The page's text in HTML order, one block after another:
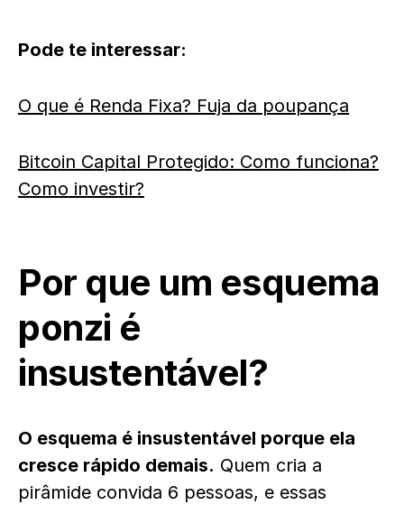
Pode te interessar:
O que é Renda Fixa? Fuja da poupança
Bitcoin Capital Protegido: Como funciona?
Como investir?
Por que um esquema
ponzi é
insustentável?
O esquema é insustentável porque ela
cresce rápido demais. Quem cria a
pirâmide convida 6 pessoas, e essas